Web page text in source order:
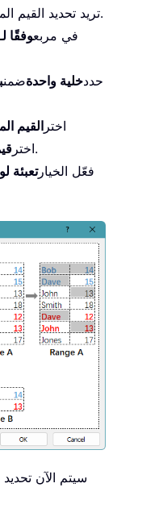
تريد تحديد القيم المكررة أو الفريدة فيه أو تمييزها.
في مربعوفقًا
حددخلية واحدةضمن
اختر القيم
اخترللعثور على القيم الفريدة.
فعّل الخيارتعبئة
سيتم الآن تحديد